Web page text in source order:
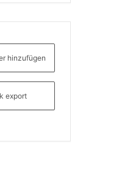
hinzufügen
export